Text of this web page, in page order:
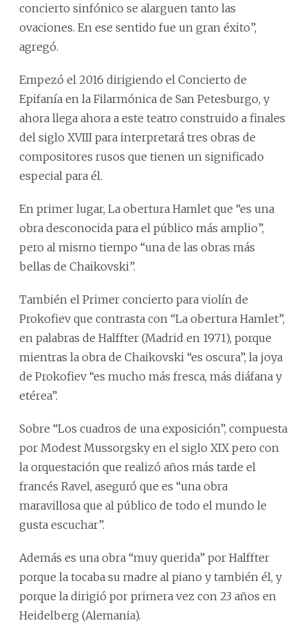
concierto sinfónico se alarguen tanto las
ovaciones. En ese sentido fue un gran éxito”,
agregó.
Empezó el 2016 dirigiendo el Concierto de
Epifanía en la Filarmónica de San Petesburgo, y
ahora llega ahora a este teatro construido a finales
del siglo XVIII para interpretará tres obras de
compositores rusos que tienen un significado
especial para él.
En primer lugar, La obertura Hamlet que “es una
obra desconocida para el público más amplio”,
pero al mismo tiempo “una de las obras más
bellas de Chaikovski”.
También el Primer concierto para violín de
Prokofiev que contrasta con “La obertura Hamlet”,
en palabras de Halffter (Madrid en 1971), porque
mientras la obra de Chaikovski “es oscura”, la joya
de Prokofiev “es mucho más fresca, más diáfana y
etérea”.
Sobre “Los cuadros de una exposición”, compuesta
por Modest Mussorgsky en el siglo XIX pero con
la orquestación que realizó años más tarde el
francés Ravel, aseguró que es “una obra
maravillosa que al público de todo el mundo le
gusta escuchar”.
Además es una obra “muy querida” por Halffter
porque la tocaba su madre al piano y también él, y
porque la dirigió por primera vez con 23 años en
Heidelberg (Alemania).